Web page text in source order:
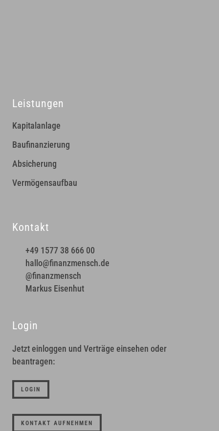
Leistungen
Kapitalanlage
Baufinanzierung
Absicherung
Vermögensaufbau
Kontakt
+49 1577 38 666 00
hallo@finanzmensch.de
@finanzmensch
Markus Eisenhut
Login
Jetzt einloggen und Verträge einsehen oder
beantragen:
LOGIN
KONTAKT AUFNEHMEN